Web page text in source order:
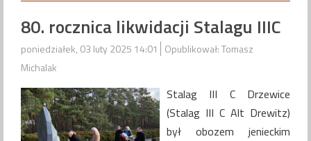
80. rocznica likwidacji Stalagu IIIC
poniedziałek, 03 luty 2025 14:01
Opublikował: Tomasz
Michalak
Stalag III C Drzewice
(Stalag III C Alt Drewitz)
był obozem jenieckim